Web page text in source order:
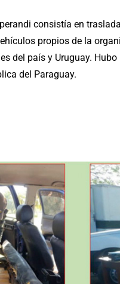
consistía en
propios de la
del país y Uruguay.
del Paraguay.